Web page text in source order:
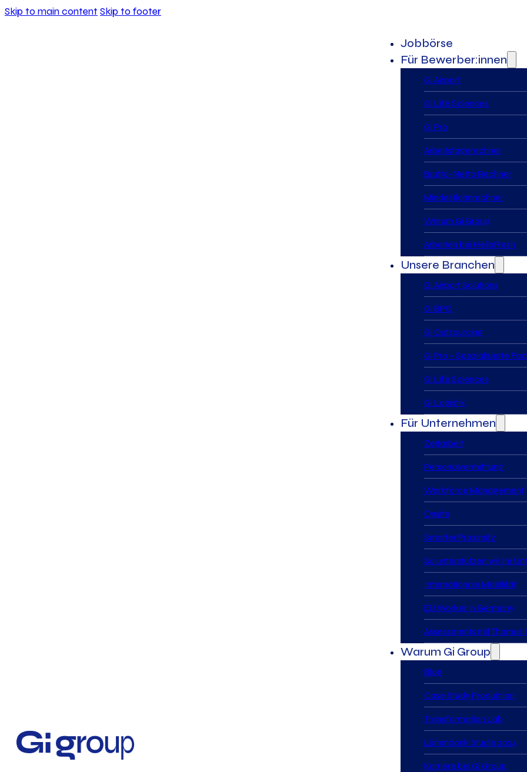
Skip to main content Skip to footer
Jobbörse
Für Bewerber:innen
Gi Airport
Gi Life Sciences
Gi Pro
Arbeitstagerechner
Brutto-Netto Rechner
Mindestlohnrechner
Warum Gi Group
Arbeiten bei HelloFresh
Unsere Branchen
Gi Airport Solutions
Gi BPO
Gi Outsourcing
Gi Pro – Spezialisierte
Gi Life Sciences
Gi Logistik
Für Unternehmen
Zeitarbeit
Personalvermittlung
Workforce Management
Onsite
Smarter Proximity
So unterstützen wir Ihr
Internationale Mobilität
EU Worker in Germany
Assessments mit
Warum Gi Group
Blog
Case Study Produktion
Transformation Lab
Lünendonk Studie 2024
Karriere bei Gi Group